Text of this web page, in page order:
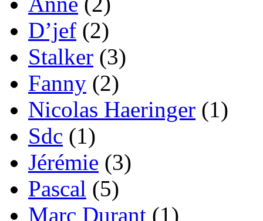
D’jef (2)
Stalker (3)
Fanny (2)
Nicolas Haeringer (1)
Sdc (1)
Jérémie (3)
Pascal (5)
Marc Durant (1)